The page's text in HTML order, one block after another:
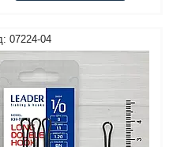
07224-04